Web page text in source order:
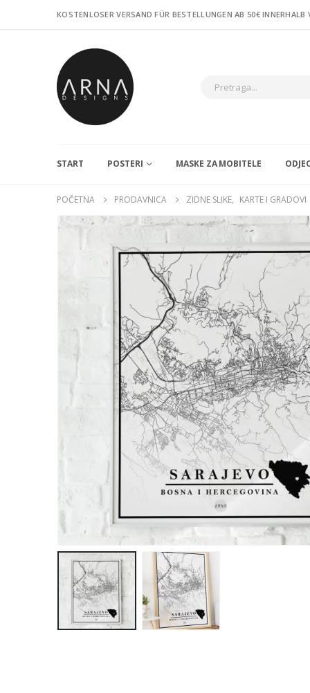
KOSTENLOSER VERSAND FÜR BESTELLUNGEN AB 50€
START POSTERI MASKE ZA MOBITELE
POČETNA PRODAVNICA ZIDNE SLIKE, KARTE I GRADOVI